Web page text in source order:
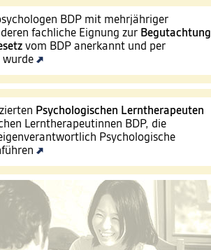
BDP mit mehrjähriger
fachliche Eignung zur Begutachtung
vom BDP anerkannt und per
Psychologischen Lerntherapeuten
Lerntherapeutinnen BDP, die
Psychologische